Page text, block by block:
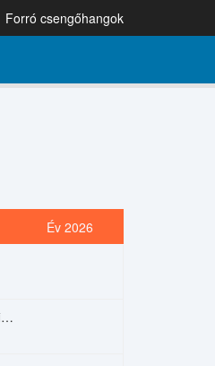
Forró csengőhangok
Év 2026
Le-Professionnel (Der Profi) – Chi Mai